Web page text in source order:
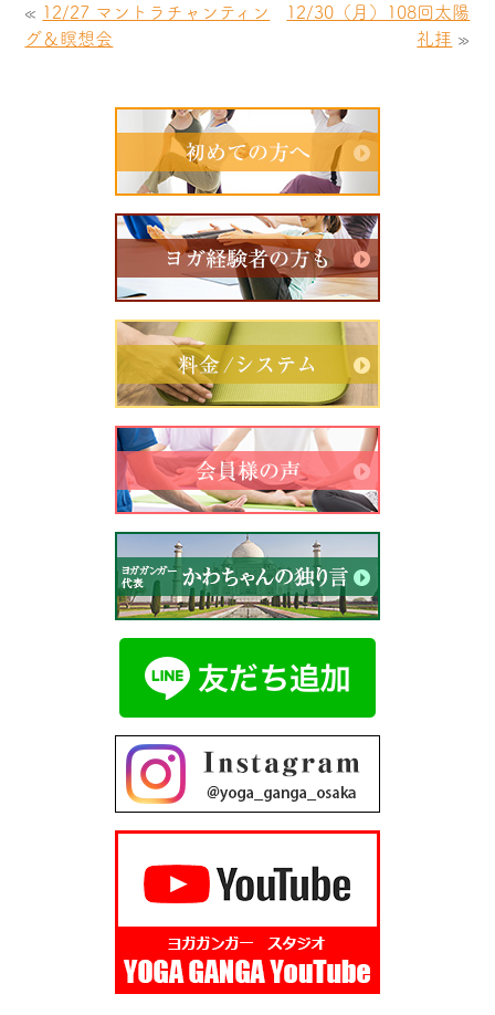
« 12/27 マントラチャンティン
グ＆瞑想会
12/30（月）108回太陽
礼拝 »